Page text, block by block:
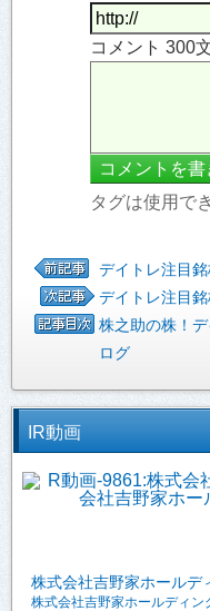
コメント 300
タグは使用で
デイトレ注目銘
デイトレ注目銘
株之助の株！
ログ
IR動画
株式会社吉野家ホール
株式会社吉野家ホールディン